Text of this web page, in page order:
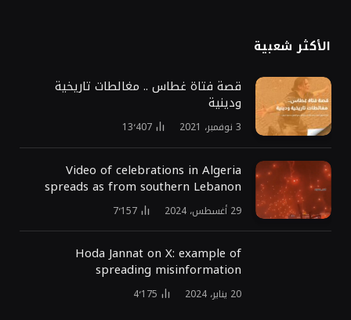
الأكثر شعبية
قصة فتاة غطاس .. مغالطات تاريخية
ودينية
3 نوفمبر، 2021 13٬407
Video of celebrations in Algeria
spreads as from southern Lebanon
29 أغسطس، 2024 7٬157
Hoda Jannat on X: example of
spreading misinformation
20 يناير، 2024 4٬175